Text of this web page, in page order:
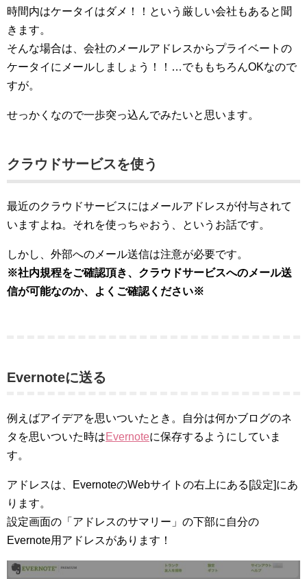
時間内はケータイはダメ！！という厳しい会社もあると聞
きます。
そんな場合は、会社のメールアドレスからプライベートの
ケータイにメールしましょう！！…でももちろんOKなので
すが。
せっかくなので一歩突っ込んでみたいと思います。
クラウドサービスを使う
最近のクラウドサービスにはメールアドレスが付与されて
いますよね。それを使っちゃおう、というお話です。
しかし、外部へのメール送信は注意が必要です。
※社内規程をご確認頂き、クラウドサービスへのメール送
信が可能なのか、よくご確認ください※
Evernoteに送る
例えばアイデアを思いついたとき。自分は何かブログのネ
タを思いついた時はEvernoteに保存するようにしていま
す。
アドレスは、EvernoteのWebサイトの右上にある[設定]にあ
ります。
設定画面の「アドレスのサマリー」の下部に自分の
Evernote用アドレスがあります！